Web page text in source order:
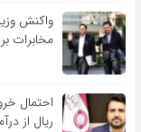
واکنش
مخابرات
ریال از